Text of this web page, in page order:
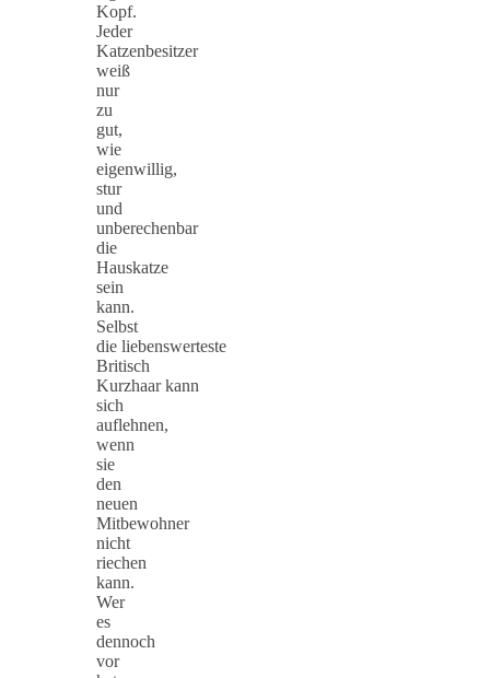
Kopf.
Jeder
Katzenbesitzer
weiß
nur
zu
gut,
wie
eigenwillig,
stur
und
unberechenbar
die
Hauskatze
sein
kann.
Selbst
die liebenswerteste
Britisch
Kurzhaar kann
sich
auflehnen,
wenn
sie
den
neuen
Mitbewohner
nicht
riechen
kann.
Wer
es
dennoch
vor